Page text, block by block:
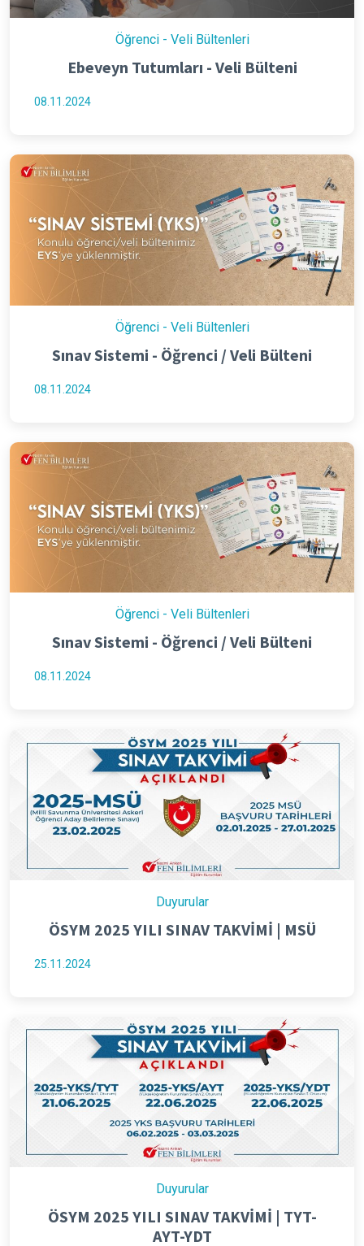
Öğrenci - Veli Bültenleri
Ebeveyn Tutumları - Veli Bülteni
08.11.2024
Öğrenci - Veli Bültenleri
Sınav Sistemi - Öğrenci / Veli Bülteni
08.11.2024
Öğrenci - Veli Bültenleri
Sınav Sistemi - Öğrenci / Veli Bülteni
08.11.2024
Duyurular
ÖSYM 2025 YILI SINAV TAKVİMİ | MSÜ
25.11.2024
Duyurular
ÖSYM 2025 YILI SINAV TAKVİMİ | TYT-